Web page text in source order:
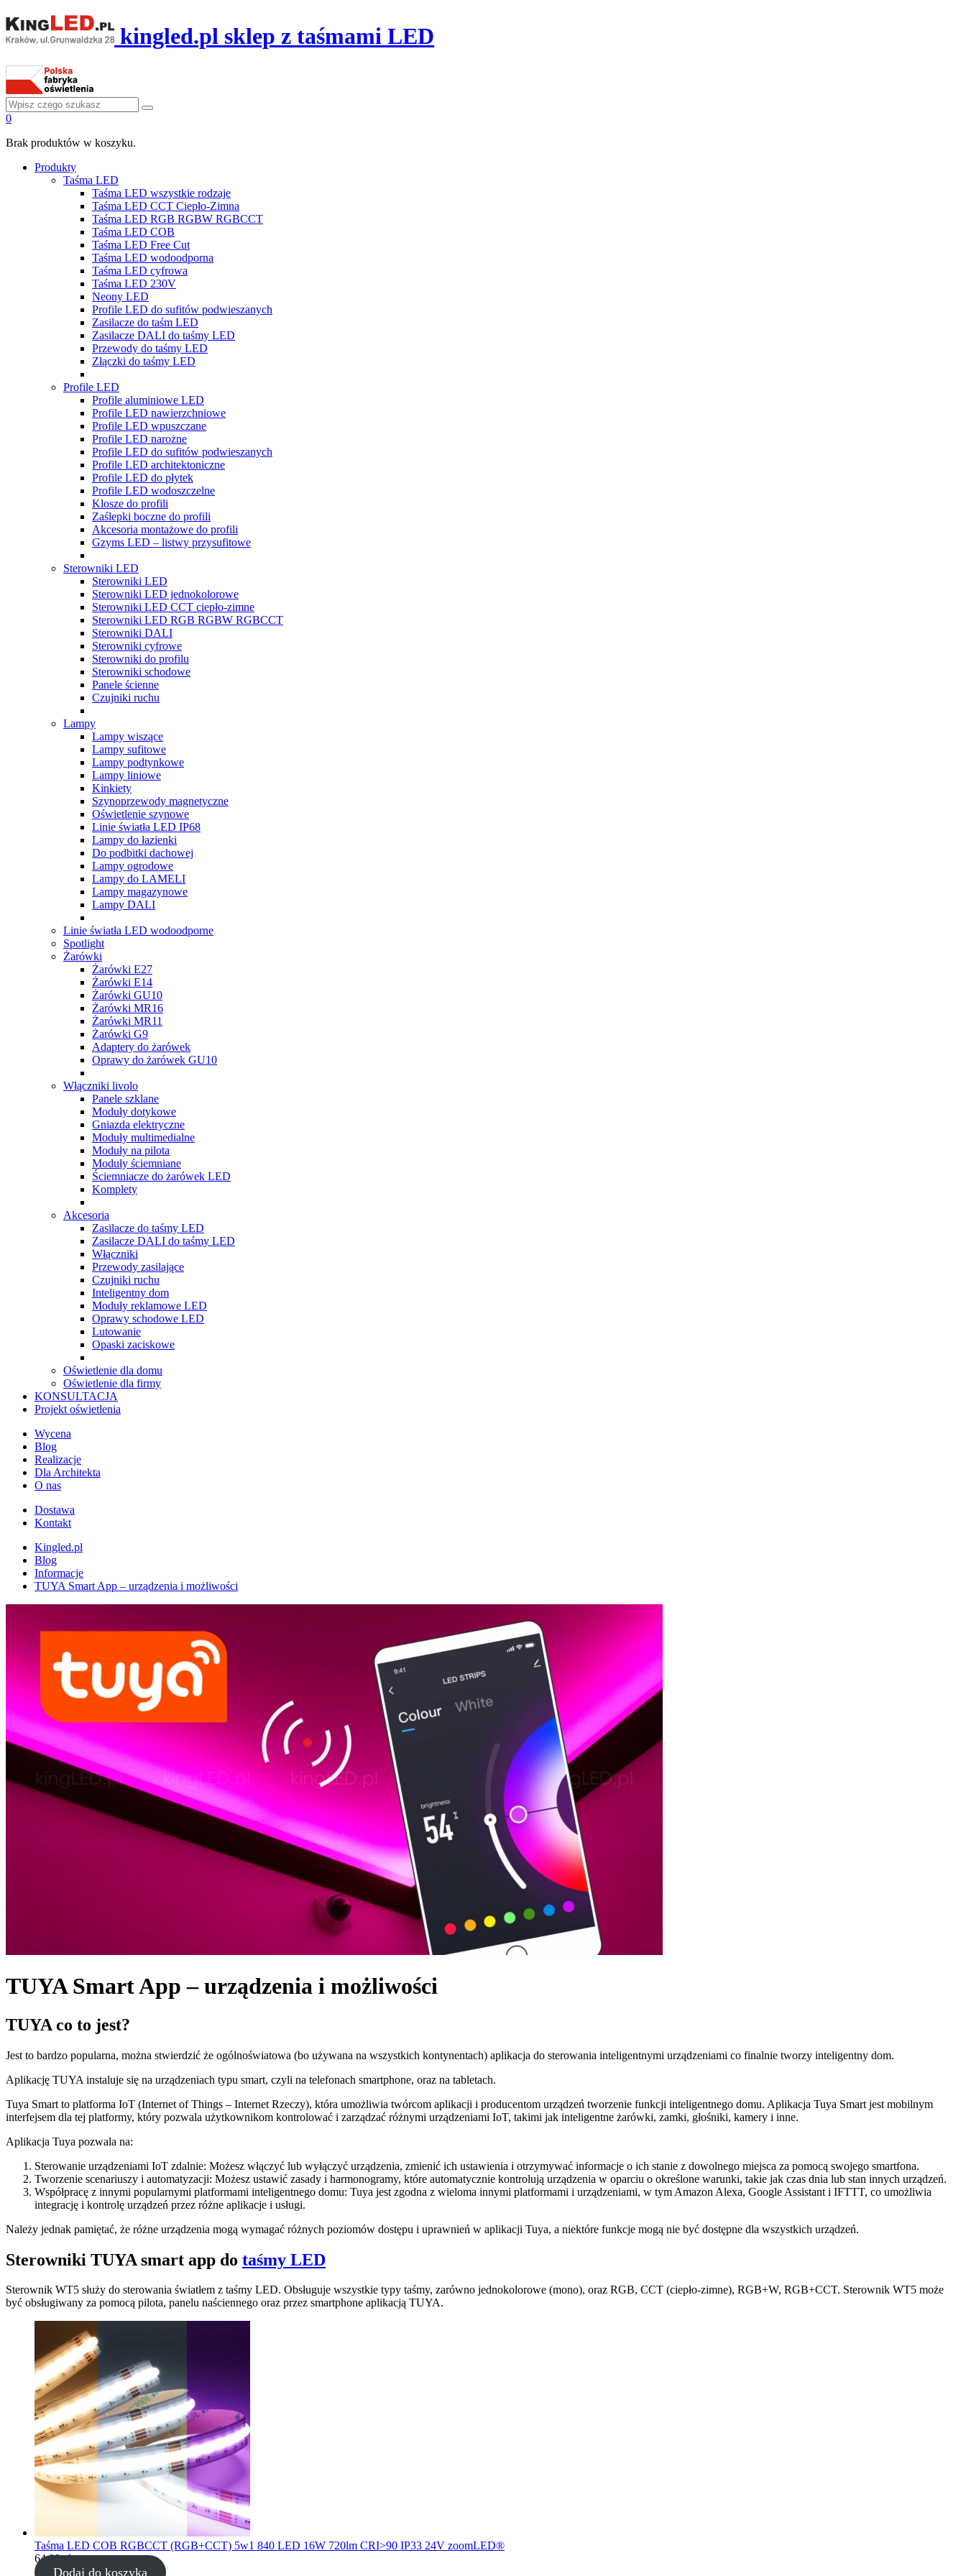
kingled.pl sklep z taśmami LED
0
Brak produktów w koszyku.
Produkty
Taśma LED
Taśma LED wszystkie rodzaje
Taśma LED CCT Ciepło-Zimna
Taśma LED RGB RGBW RGBCCT
Taśma LED COB
Taśma LED Free Cut
Taśma LED wodoodporna
Taśma LED cyfrowa
Taśma LED 230V
Neony LED
Profile LED do sufitów podwieszanych
Zasilacze do taśm LED
Zasilacze DALI do taśmy LED
Przewody do taśmy LED
Złączki do taśmy LED
Profile LED
Profile aluminiowe LED
Profile LED nawierzchniowe
Profile LED wpuszczane
Profile LED narożne
Profile LED do sufitów podwieszanych
Profile LED architektoniczne
Profile LED do płytek
Profile LED wodoszczelne
Klosze do profili
Zaślepki boczne do profili
Akcesoria montażowe do profili
Gzyms LED – listwy przysufitowe
Sterowniki LED
Sterowniki LED
Sterowniki LED jednokolorowe
Sterowniki LED CCT ciepło-zimne
Sterowniki LED RGB RGBW RGBCCT
Sterowniki DALI
Sterowniki cyfrowe
Sterowniki do profilu
Sterowniki schodowe
Panele ścienne
Czujniki ruchu
Lampy
Lampy wiszące
Lampy sufitowe
Lampy podtynkowe
Lampy liniowe
Kinkiety
Szynoprzewody magnetyczne
Oświetlenie szynowe
Linie światła LED IP68
Lampy do łazienki
Do podbitki dachowej
Lampy ogrodowe
Lampy do LAMELI
Lampy magazynowe
Lampy DALI
Linie światła LED wodoodporne
Spotlight
Żarówki
Żarówki E27
Żarówki E14
Żarówki GU10
Żarówki MR16
Żarówki MR11
Żarówki G9
Adaptery do żarówek
Oprawy do żarówek GU10
Włączniki livolo
Panele szklane
Moduły dotykowe
Gniazda elektryczne
Moduły multimedialne
Moduły na pilota
Moduły ściemniane
Ściemniacze do żarówek LED
Komplety
Akcesoria
Zasilacze do taśmy LED
Zasilacze DALI do taśmy LED
Włączniki
Przewody zasilające
Czujniki ruchu
Inteligentny dom
Moduły reklamowe LED
Oprawy schodowe LED
Lutowanie
Opaski zaciskowe
Oświetlenie dla domu
Oświetlenie dla firmy
KONSULTACJA
Projekt oświetlenia
Wycena
Blog
Realizacje
Dla Architekta
O nas
Dostawa
Kontakt
Kingled.pl
Blog
Informacje
TUYA Smart App – urządzenia i możliwości
TUYA Smart App – urządzenia i możliwości
TUYA co to jest?
Jest to bardzo popularna, można stwierdzić że ogólnoświatowa (bo używana na wszystkich kontynentach) aplikacja do sterowania inteligentnymi urządzeniami co finalnie tworzy inteligentny dom.
Aplikację TUYA instaluje się na urządzeniach typu smart, czyli na telefonach smartphone, oraz na tabletach.
Tuya Smart to platforma IoT (Internet of Things – Internet Rzeczy), która umożliwia twórcom aplikacji i producentom urządzeń tworzenie funkcji inteligentnego domu. Aplikacja Tuya Smart jest mobilnym
interfejsem dla tej platformy, który pozwala użytkownikom kontrolować i zarządzać różnymi urządzeniami IoT, takimi jak inteligentne żarówki, zamki, głośniki, kamery i inne.
Aplikacja Tuya pozwala na:
Sterowanie urządzeniami IoT zdalnie: Możesz włączyć lub wyłączyć urządzenia, zmienić ich ustawienia i otrzymywać informacje o ich stanie z dowolnego miejsca za pomocą swojego smartfona.
Tworzenie scenariuszy i automatyzacji: Możesz ustawić zasady i harmonogramy, które automatycznie kontrolują urządzenia w oparciu o określone warunki, takie jak czas dnia lub stan innych urządzeń.
Współpracę z innymi popularnymi platformami inteligentnego domu: Tuya jest zgodna z wieloma innymi platformami i urządzeniami, w tym Amazon Alexa, Google Assistant i IFTTT, co umożliwia
integrację i kontrolę urządzeń przez różne aplikacje i usługi.
Należy jednak pamiętać, że różne urządzenia mogą wymagać różnych poziomów dostępu i uprawnień w aplikacji Tuya, a niektóre funkcje mogą nie być dostępne dla wszystkich urządzeń.
Sterowniki TUYA smart app do taśmy LED
Sterownik WT5 służy do sterowania światłem z taśmy LED. Obsługuje wszystkie typy taśmy, zarówno jednokolorowe (mono), oraz RGB, CCT (ciepło-zimne), RGB+W, RGB+CCT. Sterownik WT5 może
być obsługiwany za pomocą pilota, panelu naściennego oraz przez smartphone aplikacją TUYA.
Taśma LED COB RGBCCT (RGB+CCT) 5w1 840 LED 16W 720lm CRI>90 IP33 24V zoomLED®
64,00zł
Dodaj do koszyka